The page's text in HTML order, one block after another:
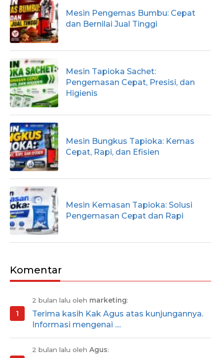
Mesin Pengemas Bumbu: Cepat
dan Bernilai Jual Tinggi
Mesin Tapioka Sachet:
Pengemasan Cepat, Presisi, dan
Higienis
Mesin Bungkus Tapioka: Kemas
Cepat, Rapi, dan Efisien
Mesin Kemasan Tapioka: Solusi
Pengemasan Cepat dan Rapi
Komentar
2 bulan lalu oleh marketing:
Terima kasih Kak Agus atas kunjungannya.
Informasi mengenai ....
2 bulan lalu oleh Agus: